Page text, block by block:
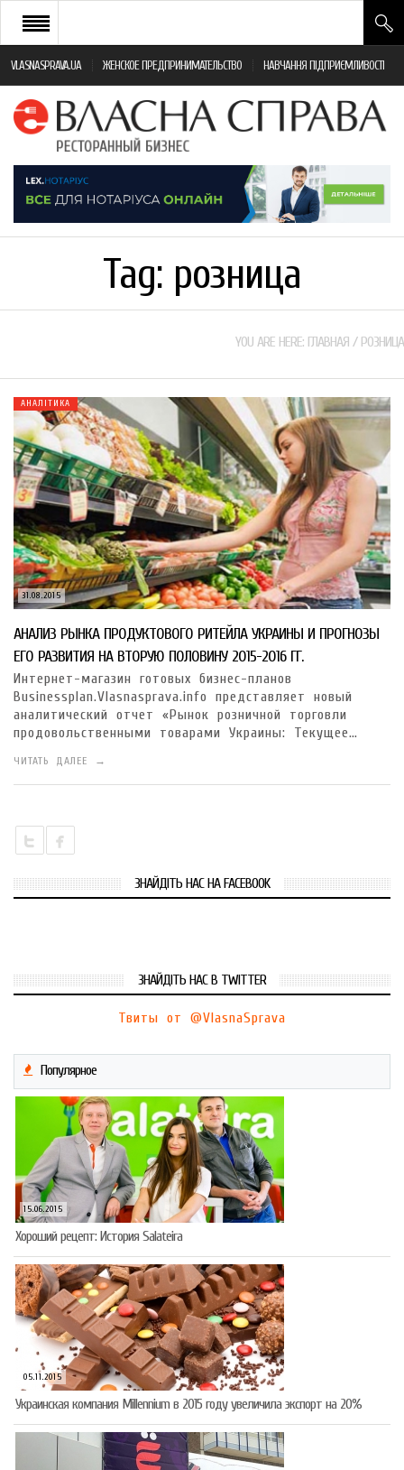
VLASNASPRAVA.UA ЖЕНСКОЕ ПРЕДПРИНИМАТЕЛЬСТВО НАВЧАННЯ ПІДПРИЄМЛИВОСТІ
НОВИНИ РЕСТОРАННОГО БІЗНЕСУ
ЯК ВІДКРИТИ ТА УСПІШНО КЕРУВАТИ
МОНІТОРИНГ ЗАКОНОДАВСТВА
Tag: розница
YOU ARE HERE: ГЛАВНАЯ / РОЗНИЦА
31.08.2015
АНАЛІТИКА
АНАЛИЗ РЫНКА ПРОДУКТОВОГО РИТЕЙЛА УКРАИНЫ И ПРОГНОЗЫ
ЕГО РАЗВИТИЯ НА ВТОРУЮ ПОЛОВИНУ 2015-2016 ГГ.
Интернет-магазин готовых бизнес-планов
Businessplan.Vlasnasprava.info представляет новый
аналитический отчет «Рынок розничной торговли
продовольственными товарами Украины: Текущее…
ЧИТАТЬ ДАЛЕЕ →
ЗНАЙДІТЬ НАС НА FACEBOOK
ЗНАЙДІТЬ НАС В TWITTER
Твиты от @VlasnaSprava
Популярное
15.06.2015
Хороший рецепт: История Salateira
05.11.2015
Украинская компания Millennium в 2015 году увеличила экспорт на 20%